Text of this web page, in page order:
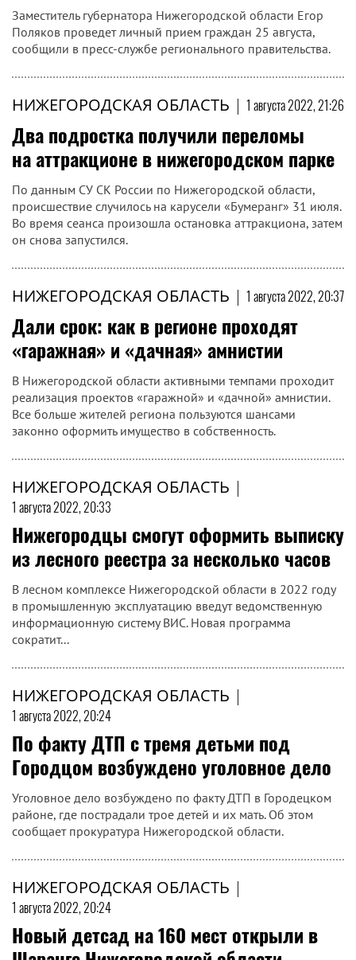
Заместитель губернатора Нижегородской области Егор
Поляков проведет личный прием граждан 25 августа,
сообщили в пресс-службе регионального правительства.
НИЖЕГОРОДСКАЯ ОБЛАСТЬ | 1 августа 2022, 21:26
Два подростка получили переломы
на аттракционе в нижегородском парке
По данным СУ СК России по Нижегородской области,
происшествие случилось на карусели «Бумеранг» 31 июля.
Во время сеанса произошла остановка аттракциона, затем
он снова запустился.
НИЖЕГОРОДСКАЯ ОБЛАСТЬ | 1 августа 2022, 20:37
Дали срок: как в регионе проходят
«гаражная» и «дачная» амнистии
В Нижегородской области активными темпами проходит
реализация проектов «гаражной» и «дачной» амнистии.
Все больше жителей региона пользуются шансами
законно оформить имущество в собственность.
НИЖЕГОРОДСКАЯ ОБЛАСТЬ |
1 августа 2022, 20:33
Нижегородцы смогут оформить выписку
из лесного реестра за несколько часов
В лесном комплексе Нижегородской области в 2022 году
в промышленную эксплуатацию введут ведомственную
информационную систему ВИС. Новая программа
сократит...
НИЖЕГОРОДСКАЯ ОБЛАСТЬ |
1 августа 2022, 20:24
По факту ДТП с тремя детьми под
Городцом возбуждено уголовное дело
Уголовное дело возбуждено по факту ДТП в Городецком
районе, где пострадали трое детей и их мать. Об этом
сообщает прокуратура Нижегородской области.
НИЖЕГОРОДСКАЯ ОБЛАСТЬ |
1 августа 2022, 20:24
Новый детсад на 160 мест открыли в